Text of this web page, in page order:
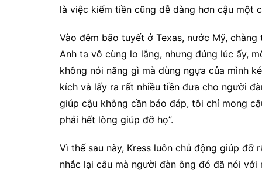
là việc kiếm tiền cũng dễ dàng hơn cậu một
Vào đêm bão tuyết ở Texas, nước Mỹ,
Anh ta vô cùng lo lắng, nhưng đúng lúc ấy,
không nói năng gì mà dùng ngựa của mình
kích và lấy ra rất nhiều tiền đưa cho người
giúp cậu không cần báo đáp, tôi chỉ mong
phải hết lòng giúp đỡ họ”.
Vì thế sau này, Kress luôn chủ động giúp đỡ
nhắc lại câu mà người đàn ông đó đã nói với